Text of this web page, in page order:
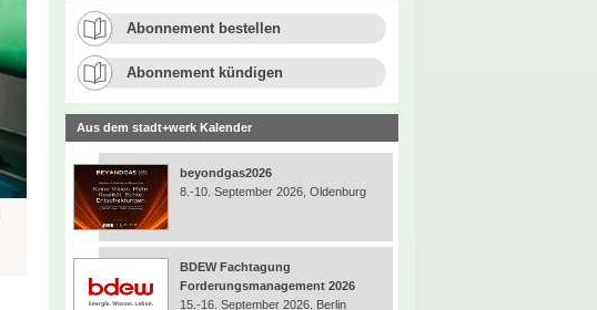
Abonnement bestellen
Abonnement kündigen
Aus dem stadt+werk Kalender
beyondgas2026
8.-10. September 2026, Oldenburg
BDEW Fachtagung
Forderungsmanagement 2026
15.-16. September 2026, Berlin